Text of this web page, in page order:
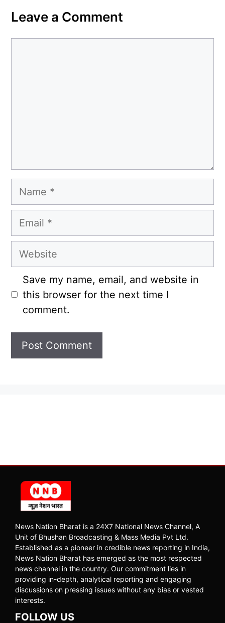
Leave a Comment
Name
Email
Website
Save my name, email, and website in
this browser for the next time I
comment.
News Nation Bharat is a 24X7 National News Channel, A
Unit of Bhushan Broadcasting & Mass Media Pvt Ltd.
Established as a pioneer in credible news reporting in India,
News Nation Bharat has emerged as the most respected
news channel in the country. Our commitment lies in
providing in-depth, analytical reporting and engaging
discussions on pressing issues without any bias or vested
interests.
FOLLOW US